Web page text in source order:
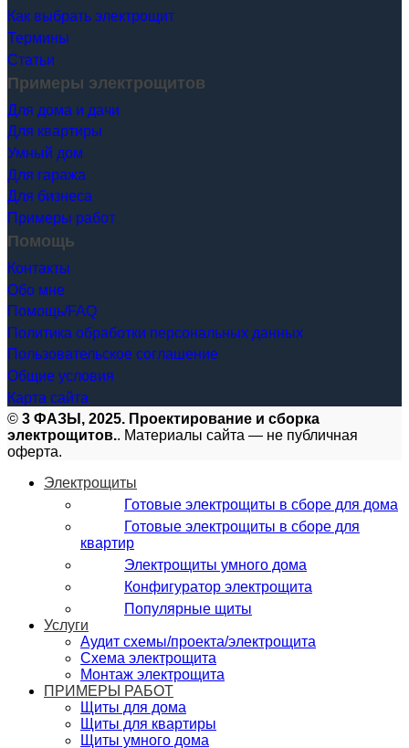
Как выбрать электрощит
Термины
Статьи
Примеры электрощитов
Для дома и дачи
Для квартиры
Умный дом
Для гаража
Для бизнеса
Примеры работ
Помощь
Контакты
Обо мне
Помощь/FAQ
Политика обработки персональных данных
Пользовательское соглашение
Общие условия
Карта сайта
© 3 ФАЗЫ, 2025. Проектирование и сборка
электрощитов.. Материалы сайта — не публичная
оферта.
Электрощиты
Готовые электрощиты в сборе для дома
Готовые электрощиты в сборе для
квартир
Электрощиты умного дома
Конфигуратор электрощита
Популярные щиты
Услуги
Аудит схемы/проекта/электрощита
Схема электрощита
Монтаж электрощита
ПРИМЕРЫ РАБОТ
Щиты для дома
Щиты для квартиры
Щиты умного дома